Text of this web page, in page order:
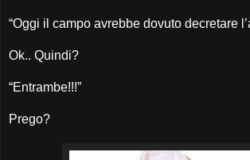
“Oggi il campo avrebbe dovuto decretare
Ok.. Quindi?
“Entrambe!!!”
Prego?